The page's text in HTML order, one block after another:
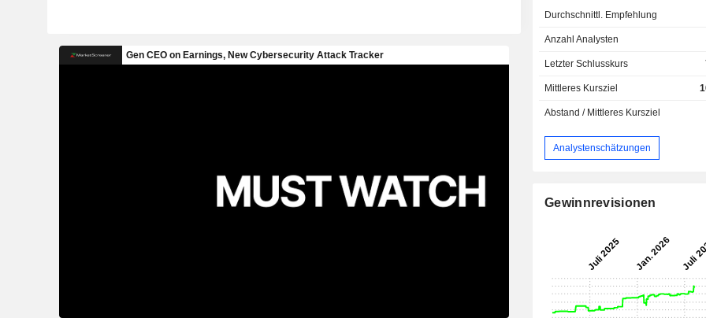
Durchschnittl. Empfehlung
Anzahl Analysten
Letzter Schlusskurs
Mittleres Kursziel
Abstand / Mittleres Kursziel
Analystenschätzungen
Gewinnrevisionen